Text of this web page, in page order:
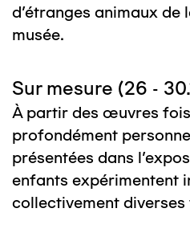
d'étranges animaux de
musée.
Sur mesure (26 -
À partir des œuvres
profondément
présentées dans
enfants expérimentent
collectivement